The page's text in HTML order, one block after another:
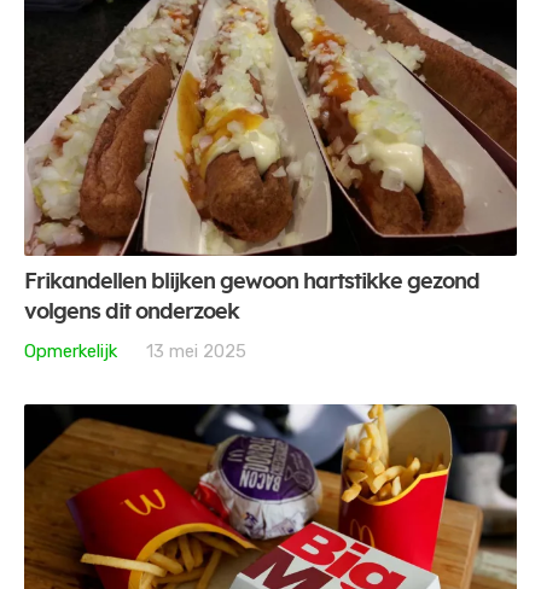
Frikandellen blijken gewoon hartstikke gezond
volgens dit onderzoek
Opmerkelijk
13 mei 2025